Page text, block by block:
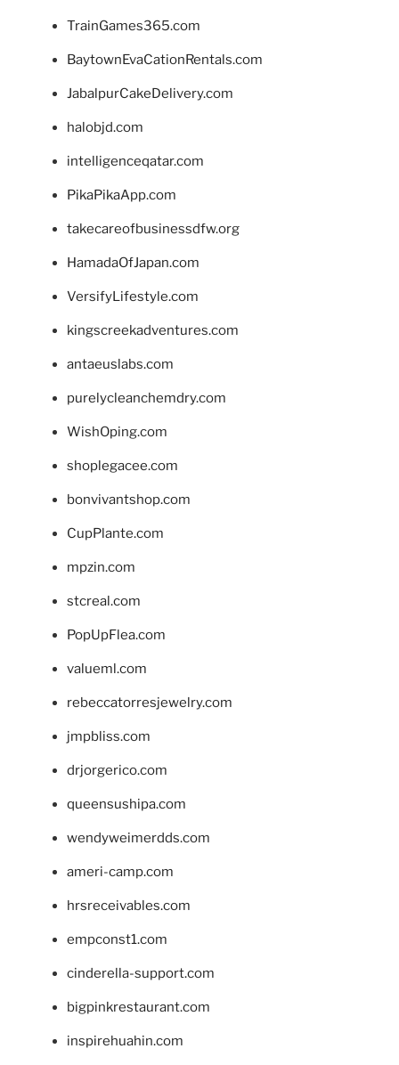
TrainGames365.com
BaytownEvaCationRentals.com
JabalpurCakeDelivery.com
halobjd.com
intelligenceqatar.com
PikaPikaApp.com
takecareofbusinessdfw.org
HamadaOfJapan.com
VersifyLifestyle.com
kingscreekadventures.com
antaeuslabs.com
purelycleanchemdry.com
WishOping.com
shoplegacee.com
bonvivantshop.com
CupPlante.com
mpzin.com
stcreal.com
PopUpFlea.com
valueml.com
rebeccatorresjewelry.com
jmpbliss.com
drjorgerico.com
queensushipa.com
wendyweimerdds.com
ameri-camp.com
hrsreceivables.com
empconst1.com
cinderella-support.com
bigpinkrestaurant.com
inspirehuahin.com